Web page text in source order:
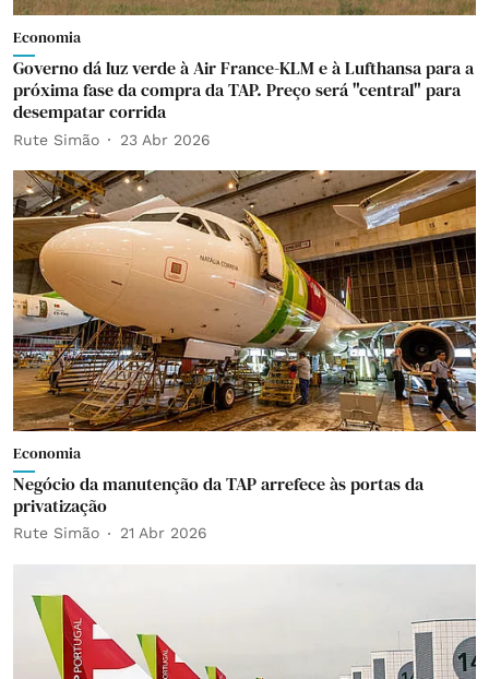
Economia
Governo dá luz verde à Air France-KLM e à Lufthansa para a
próxima fase da compra da TAP. Preço será "central" para
desempatar corrida
Rute Simão 23 Abr 2026
Economia
Negócio da manutenção da TAP arrefece às portas da
privatização
Rute Simão 21 Abr 2026